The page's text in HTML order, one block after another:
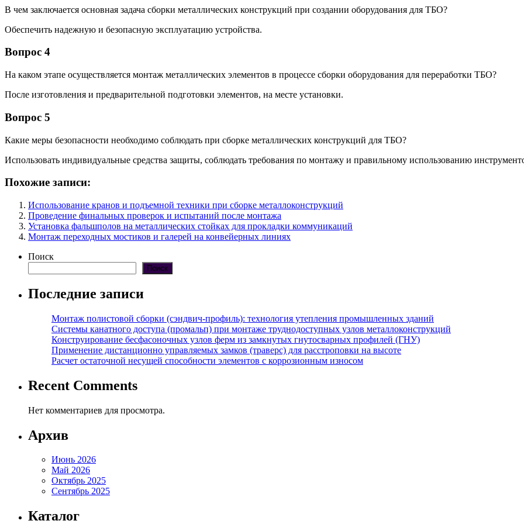
В чем заключается основная задача сборки металлических конструкций при создании оборудования для ТБО?
Обеспечить надежную и безопасную эксплуатацию устройства.
Вопрос 4
На каком этапе осуществляется монтаж металлических элементов в процессе сборки оборудования для переработки ТБО?
После изготовления и предварительной подготовки элементов, на месте установки.
Вопрос 5
Какие меры безопасности необходимо соблюдать при сборке металлических конструкций для ТБО?
Использовать индивидуальные средства защиты, соблюдать требования по монтажу и правильному использованию
Похожие записи:
Использование кранов и подъемной техники при сборке металлоконструкций
Проведение финальных проверок и испытаний после монтажа
Установка фальшполов на металлических стойках для прокладки коммуникаций
Монтаж переходных мостиков и галерей на конвейерных линиях
Поиск
Поиск
Последние записи
Монтаж полистовой сборки (сэндвич-профиль): технология утепления промышленных зданий
Системы канатного доступа (промальп) при монтаже труднодоступных узлов металлоконструкций
Конструирование бесфасоночных узлов ферм из замкнутых гнутосварных профилей (ГНУ)
Применение дистанционно управляемых замков (траверс) для расстроповки на высоте
Расчет остаточной несущей способности элементов с коррозионным износом
Recent Comments
Нет комментариев для просмотра.
Архив
Июнь 2026
Май 2026
Октябрь 2025
Сентябрь 2025
Каталог